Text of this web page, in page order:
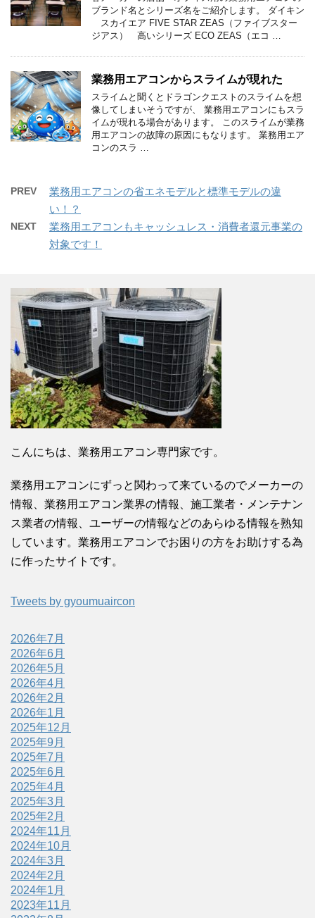
ブランド名とシリーズ名をご紹介します。 ダイキン
スカイエア FIVE STAR ZEAS（ファイブスター
ジアス） 高いシリーズ ECO ZEAS（エコ …
業務用エアコンからスライムが現れた
スライムと聞くとドラゴンクエストのスライムを想
像してしまいそうですが、 業務用エアコンにもスラ
イムが現れる場合があります。 このスライムが業務
用エアコンの故障の原因にもなります。 業務用エア
コンのスラ …
PREV
業務用エアコンの省エネモデルと標準モデルの違
い！？
NEXT
業務用エアコンもキャッシュレス・消費者還元事業の
対象です！
こんにちは、業務用エアコン専門家です。
業務用エアコンにずっと関わって来ているのでメーカーの
情報、業務用エアコン業界の情報、施工業者・メンテナン
ス業者の情報、ユーザーの情報などのあらゆる情報を熟知
しています。業務用エアコンでお困りの方をお助けする為
に作ったサイトです。
Tweets by gyoumuaircon
2026年7月
2026年6月
2026年5月
2026年4月
2026年2月
2026年1月
2025年12月
2025年9月
2025年7月
2025年6月
2025年4月
2025年3月
2025年2月
2024年11月
2024年10月
2024年3月
2024年2月
2024年1月
2023年11月